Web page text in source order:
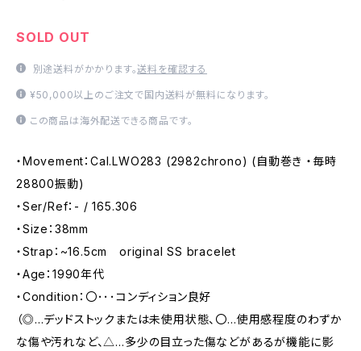
SOLD OUT
別途送料がかかります。送料を確認する
¥50,000以上のご注文で国内送料が無料になります。
この商品は海外配送できる商品です。
・Movement：Cal.LWO283 (2982chrono) (自動巻き ・毎時
28800振動)
・Ser/Ref：- / 165.306
・Size：38mm
・Strap：~16.5cm original SS bracelet
・Age：1990年代
・Condition：〇･･･コンディション良好
（◎…デッドストックまたは未使用状態、〇…使用感程度のわずか
な傷や汚れなど、△…多少の目立った傷などがあるが機能に影